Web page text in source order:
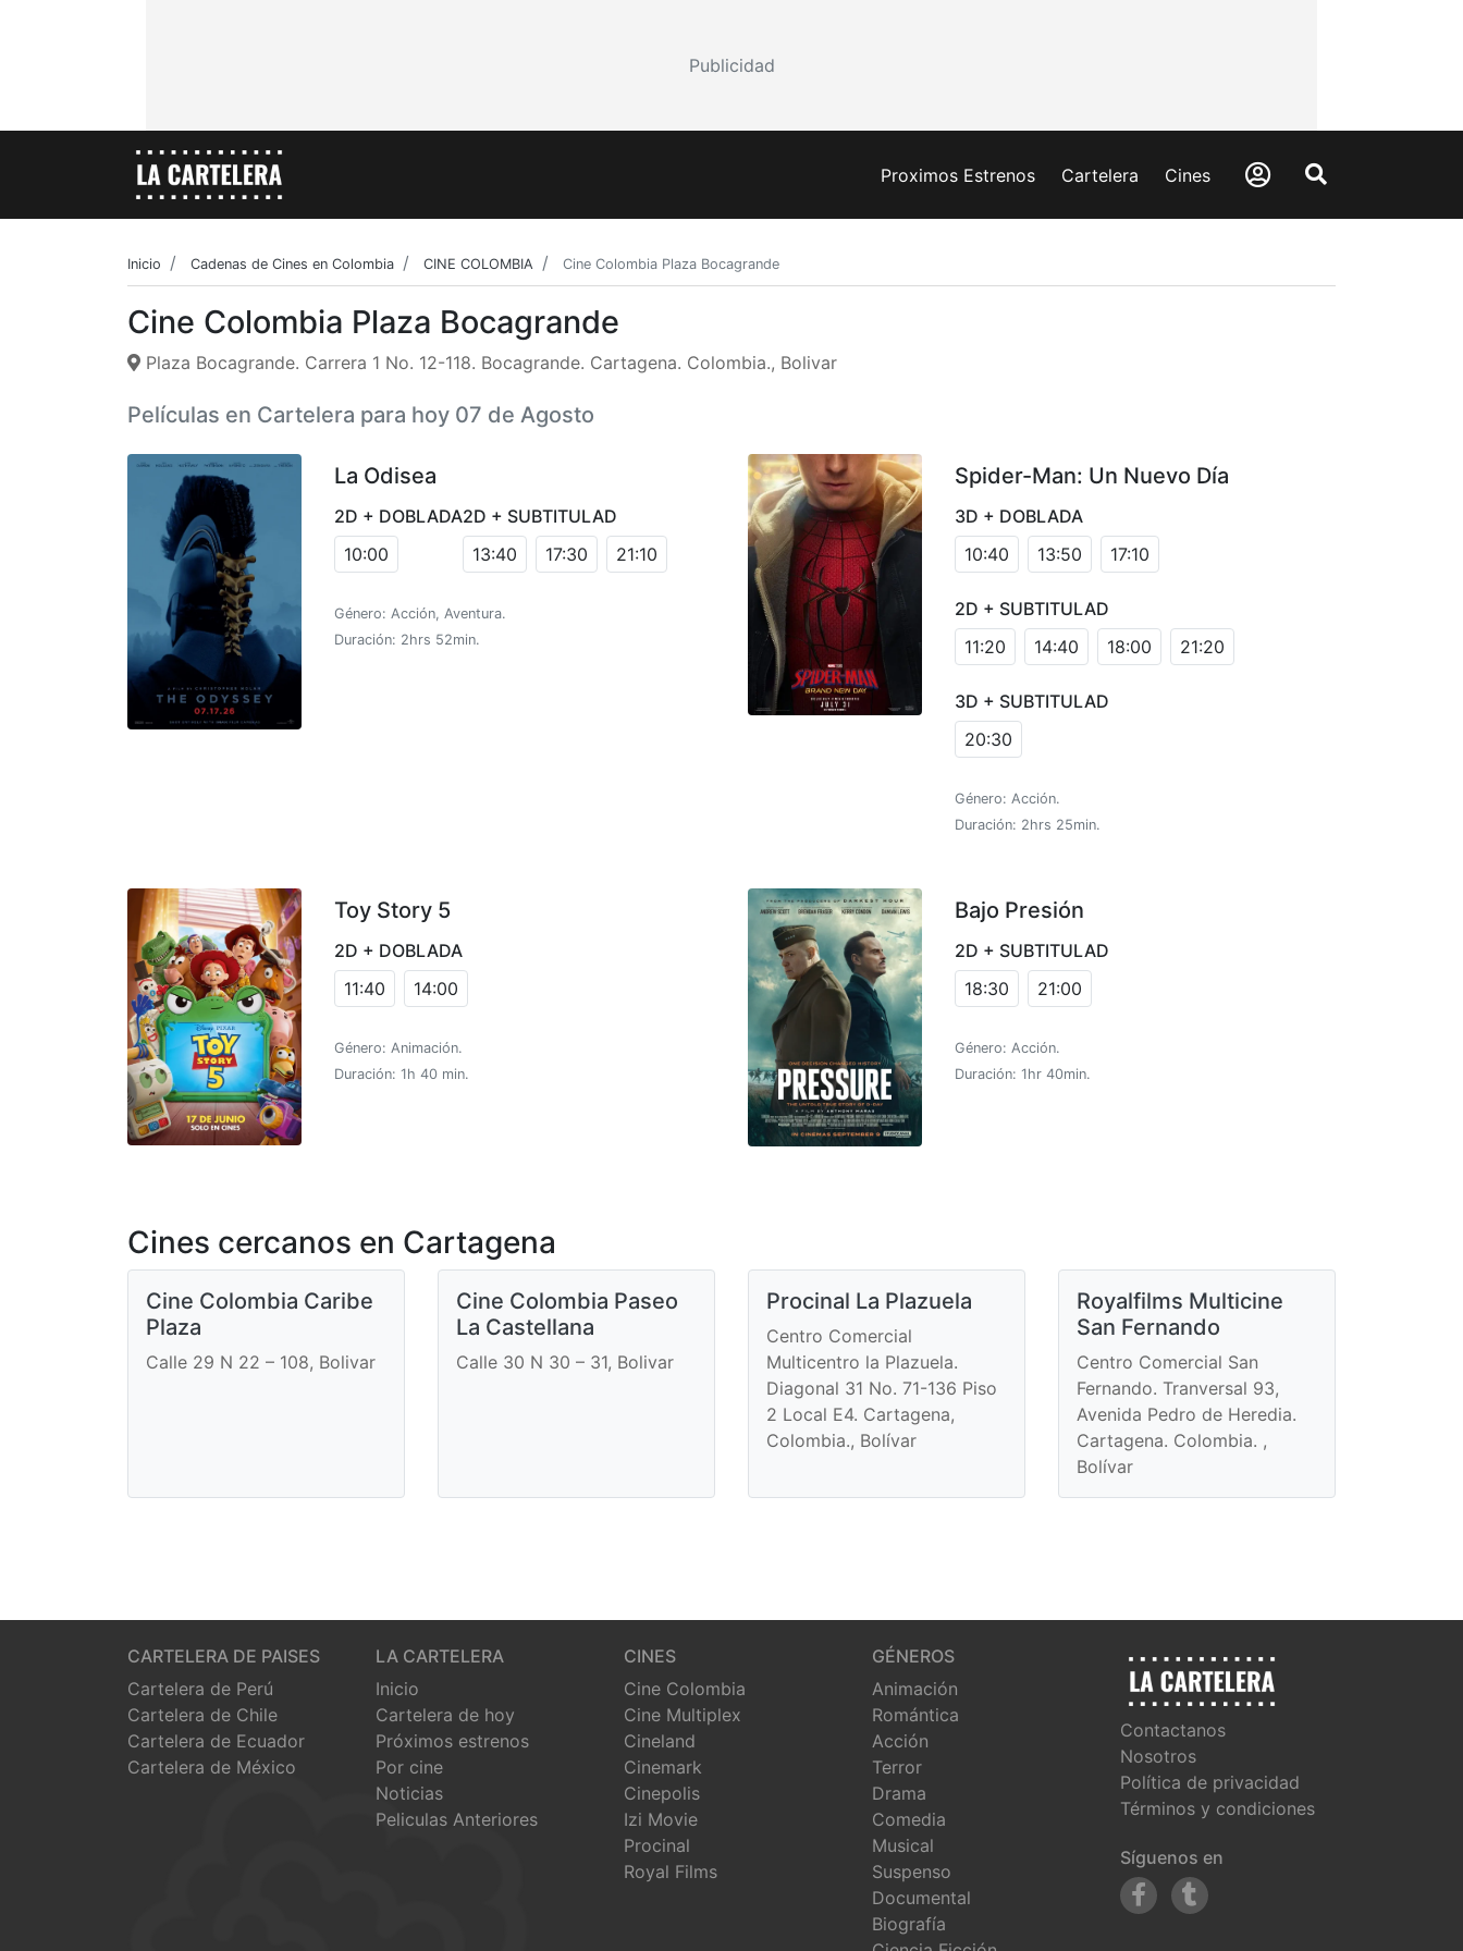
Publicidad
Proximos Estrenos Cartelera Cines
Inicio Cadenas de Cines en Colombia CINE COLOMBIA Cine Colombia Plaza Bocagrande
Cine Colombia Plaza Bocagrande
Plaza Bocagrande. Carrera 1 No. 12-118. Bocagrande. Cartagena. Colombia., Bolivar
Películas en Cartelera para hoy 07 de Agosto
La Odisea
2D + DOBLADA
10:00
2D + SUBTITULAD
13:40
17:30 21:10
Género: Acción, Aventura.
Duración: 2hrs 52min.
Spider-Man: Un Nuevo Día
3D + DOBLADA
10:40
13:50 17:10
2D + SUBTITULAD
11:20
14:40 18:00 21:20
3D + SUBTITULAD
20:30
Género: Acción.
Duración: 2hrs 25min.
Toy Story 5
2D + DOBLADA
11:40
14:00
Género: Animación.
Duración: 1h 40 min.
Bajo Presión
2D + SUBTITULAD
18:30
21:00
Género: Acción.
Duración: 1hr 40min.
Cines cercanos en Cartagena
Cine Colombia Caribe
Plaza
Calle 29 N 22 – 108, Bolivar
Cine Colombia Paseo
La Castellana
Calle 30 N 30 – 31, Bolivar
Procinal La Plazuela
Centro Comercial
Multicentro la Plazuela.
Diagonal 31 No. 71-136 Piso
2 Local E4. Cartagena,
Colombia., Bolívar
Royalfilms Multicine
San Fernando
Centro Comercial San
Fernando. Tranversal 93,
Avenida Pedro de Heredia.
Cartagena. Colombia. ,
Bolívar
CARTELERA DE PAISES
Cartelera de Perú
Cartelera de Chile
Cartelera de Ecuador
Cartelera de México
LA CARTELERA
Inicio
Cartelera de hoy
Próximos estrenos
Por cine
Noticias
Peliculas Anteriores
CINES
Cine Colombia
Cine Multiplex
Cineland
Cinemark
Cinepolis
Izi Movie
Procinal
Royal Films
GÉNEROS
Animación
Romántica
Acción
Terror
Drama
Comedia
Musical
Suspenso
Documental
Biografía
Contactanos
Nosotros
Política de privacidad
Términos y condiciones
Síguenos en